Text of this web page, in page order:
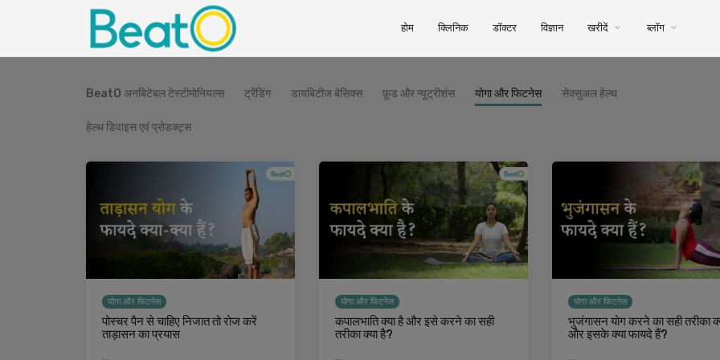
होम क्लिनिक डॉक्टर विज्ञान खरीदें ब्लॉग
BeatO अनबिटेबल टेस्टीमोनियल्स ट्रेंडिंग डायबिटीज बेसिक्स फ़ूड और न्यूट्रीशंस योगा और फिटनेस सेक्सुअल हेल्थ
हेल्थ डिवाइस एवं प्रोडक्ट्स
योगा और फिटनेस
पोस्चर पैन से चाहिए निजात तो रोज करें
ताड़ासन का प्रयास
…
योगा और फिटनेस
कपालभाति क्या है और इसे करने का सही
तरीका क्या है?
…
योगा और फिटनेस
भुजंगासन योग करने का सही तरीका
और इसके क्या फायदे हैं?
…